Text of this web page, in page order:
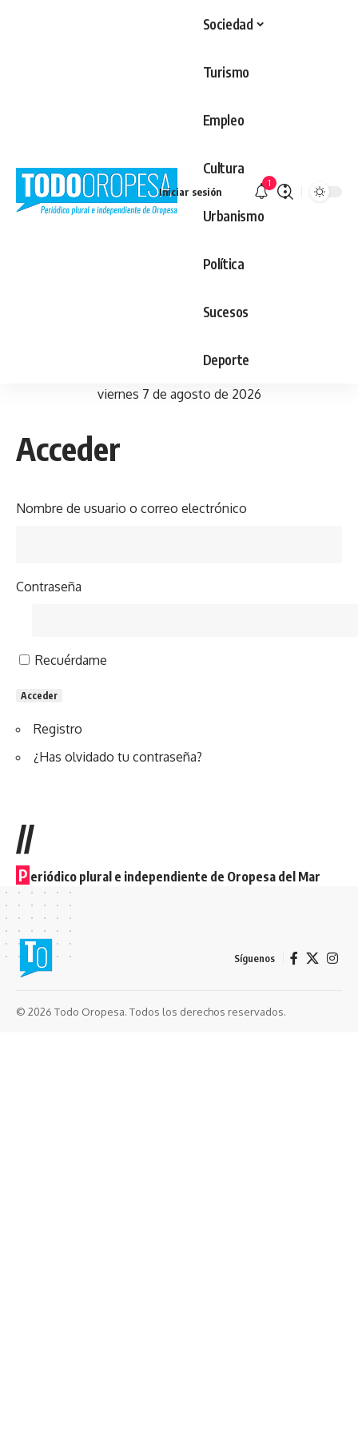
Sociedad
Turismo
Empleo
Cultura
Urbanismo
Política
Sucesos
Deporte
Iniciar sesión
1
viernes 7 de agosto de 2026
Acceder
Nombre de usuario o correo electrónico
Contraseña
Recuérdame
Acceder
Registro
¿Has olvidado tu contraseña?
//
P eriódico plural e independiente de Oropesa del Mar
Síguenos
© 2026 Todo Oropesa. Todos los derechos reservados.